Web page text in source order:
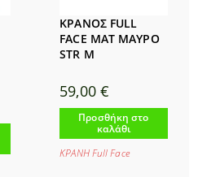
ΚΡΑΝΟΣ FULL
FACE ΜΑΤ ΜΑΥΡΟ
STR Μ
59,00 €
Προσθήκη στο
καλάθι
ΚΡΑΝΗ Full Face